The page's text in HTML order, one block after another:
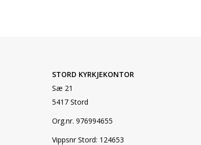
STORD KYRKJEKONTOR
Sæ 21
5417 Stord
Org.nr. 976994655
Vippsnr Stord: 124653